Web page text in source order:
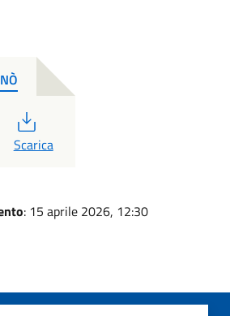
PDF
Scarica
: 15 aprile 2026, 12:30